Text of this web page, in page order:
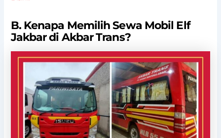
B. Kenapa Memilih Sewa Mobil Elf
Jakbar di Akbar Trans?